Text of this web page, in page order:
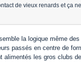
de vieux renards et ça
la logique même
passés en centre de
alimentés les gros clubs